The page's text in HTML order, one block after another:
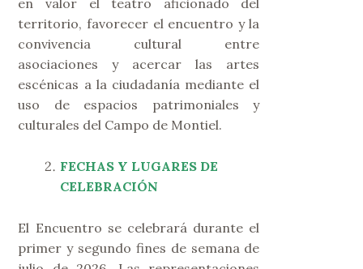
en valor el teatro aficionado del
territorio, favorecer el encuentro y la
convivencia cultural entre
asociaciones y acercar las artes
escénicas a la ciudadanía mediante el
uso de espacios patrimoniales y
culturales del Campo de Montiel.
FECHAS Y LUGARES DE
CELEBRACIÓN
El Encuentro se celebrará durante el
primer y segundo fines de semana de